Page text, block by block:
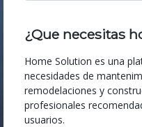
¿Que necesitas
Home Solution es una
necesidades de
remodelaciones y
profesionales
usuarios.